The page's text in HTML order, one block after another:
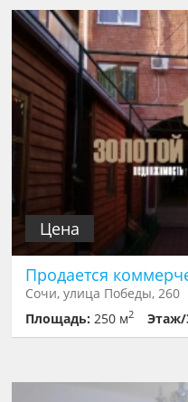
Цена
Продается
Сочи, улица Победы, 260
Площадь: 250 м2